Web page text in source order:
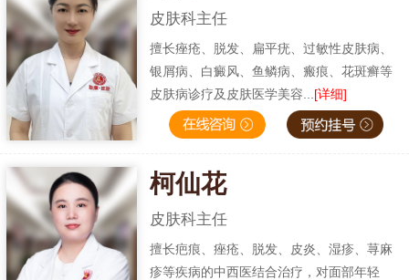
皮肤科主任
擅长痤疮、脱发、扁平疣、过敏性皮肤病、
银屑病、白癜风、鱼鳞病、瘢痕、花斑癣等
皮肤病诊疗及皮肤医学美容... [详细]
柯仙花
皮肤科主任
擅长疤痕、痤疮、脱发、皮炎、湿疹、荨麻
疹等疾病的中西医结合治疗，对面部年轻